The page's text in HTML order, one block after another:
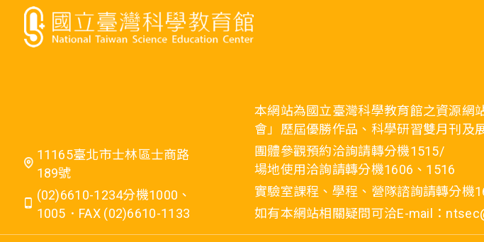
11165臺北市士林區士商路
189號
(02)6610-1234分機1000、
1005．FAX (02)6610-1133
本網站為國立臺灣科學教育館之資源網
會」歷屆優勝作品、科學研習雙月刊及
團體參觀預約洽詢請轉分機1515/
場地使用洽詢請轉分機1606、1516
實驗室課程、學程、營隊諮詢請轉分機
如有本網站相關疑問可洽E-mail：